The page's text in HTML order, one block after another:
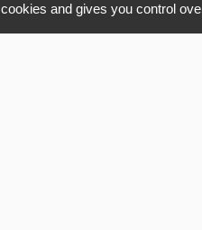
and gives you control